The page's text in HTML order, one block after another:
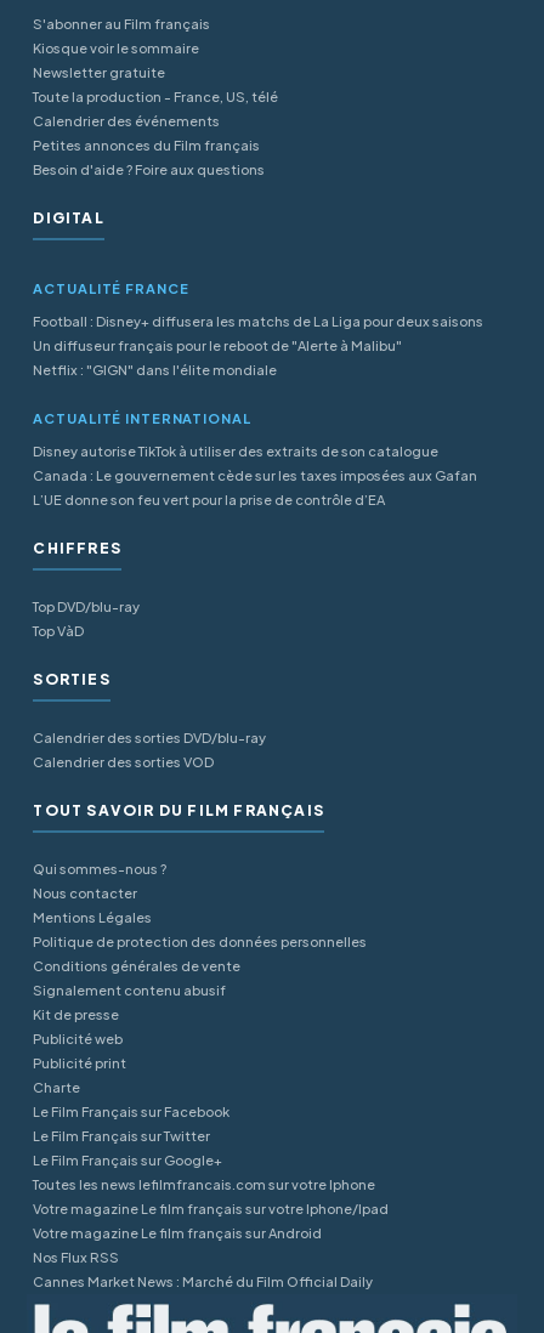
S'abonner au Film français
Kiosque voir le sommaire
Newsletter gratuite
Toute la production - France, US, télé
Calendrier des événements
Petites annonces du Film français
Besoin d'aide ? Foire aux questions
DIGITAL
ACTUALITÉ FRANCE
Football : Disney+ diffusera les matchs de La Liga pour deux saisons
Un diffuseur français pour le reboot de "Alerte à Malibu"
Netflix : "GIGN" dans l'élite mondiale
ACTUALITÉ INTERNATIONAL
Disney autorise TikTok à utiliser des extraits de son catalogue
Canada : Le gouvernement cède sur les taxes imposées aux Gafan
L’UE donne son feu vert pour la prise de contrôle d’EA
CHIFFRES
Top DVD/blu-ray
Top VàD
SORTIES
Calendrier des sorties DVD/blu-ray
Calendrier des sorties VOD
TOUT SAVOIR DU FILM FRANÇAIS
Qui sommes-nous ?
Nous contacter
Mentions Légales
Politique de protection des données personnelles
Conditions générales de vente
Signalement contenu abusif
Kit de presse
Publicité web
Publicité print
Charte
Le Film Français sur Facebook
Le Film Français sur Twitter
Le Film Français sur Google+
Toutes les news lefilmfrancais.com sur votre Iphone
Votre magazine Le film français sur votre Iphone/Ipad
Votre magazine Le film français sur Android
Nos Flux RSS
Cannes Market News : Marché du Film Official Daily